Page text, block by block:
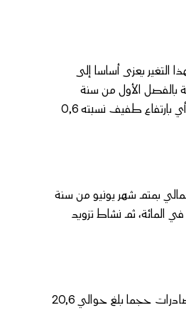
والماء حول “أنشطة الموانئ بالمغرب برسم الفصل الأول من سنة 2026” أن هذا التغير يعزى أساسا إلى
مليون طن بزيادة نسبتها 28,6 في المائة مقارنة بالفصل الأول من سنة
2025، مشيرا إلى أن الرواج الوطني (دون احتساب المسافنة) سجل حجما إجماليا يناهز 66 مليون طن أي بارتفاع طفيف نسبته 0,6
الرواج المينائي الإجمالي بمتم شهر يونيو من سنة
2026، متبوعا بالواردات بنسبة 27,4 في المائة، والصادرات بنسبة 13,9 في المائة والمساحلة بنسبة 2,6 في المائة، ثم نشاط تزويد
وبحسب المصدر ذاته سجلت كل من الواردات حجما قدره 40,7 مليون طن (زائد 3,6 في المائة)، والصادرات حجما بلغ حوالي 20,6